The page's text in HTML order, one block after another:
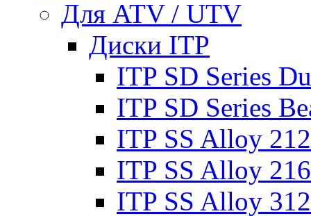
Для ATV / UTV
Диски ITP
ITP SD Series
ITP SD Series
ITP SS Alloy 212
ITP SS Alloy 216
ITP SS Alloy 312